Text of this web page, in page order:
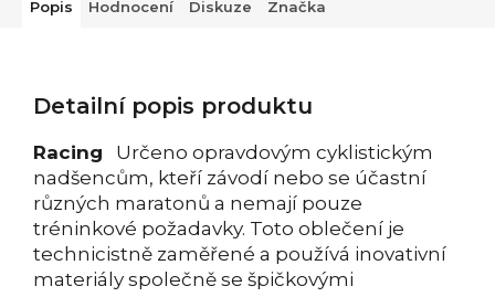
Popis Hodnocení Diskuze Značka
Detailní popis produktu
Racing Určeno opravdovým cyklistickým
nadšencům, kteří závodí nebo se účastní
různých maratonů a nemají pouze
tréninkové požadavky. Toto oblečení je
technicistně zaměřené a používá inovativní
materiály společně se špičkovými